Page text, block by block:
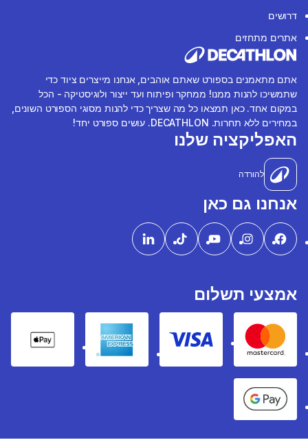
דרושים
אתרים מתחזים
אתם מתאמנים בספורט שאתם אוהבים, אנחנו מייצרים ציוד כדי
שתמשיכו להנות ממנו! ממחקר ופיתוח ועד ייצור ולוגיסטיקה - הכל
במקום אחד. כאן תמצאו כל מה שצריך כדי להנות מסוגי הספורט השונים,
במחירים ללא תחרות. DECATHLON. עושים ספורט יחד!
האפליקציה שלנו
להורדה
אנחנו גם כאן
אמצעי תשלום
Mastercard
Visa
American express
Pay
Google Pay